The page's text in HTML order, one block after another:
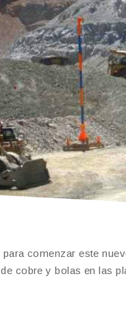
comenzar este
cobre y bolas en las